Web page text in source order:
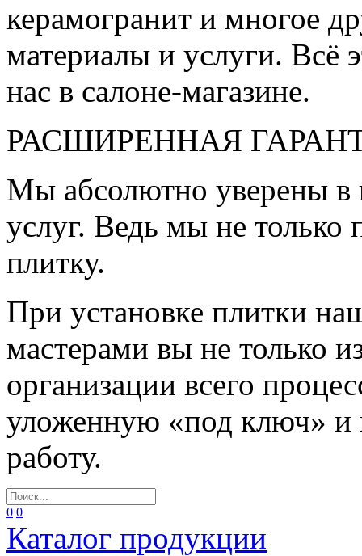
керамогранит и многое
материалы и услуги. Всё
нас в салоне-магазине.
РАСШИРЕННАЯ
Мы абсолютно уверены в
услуг. Ведь мы не
плитку.
При установке плитки
мастерами вы не только
организации всего
уложенную «под ключ» и
работу.
0 0
Каталог продукции